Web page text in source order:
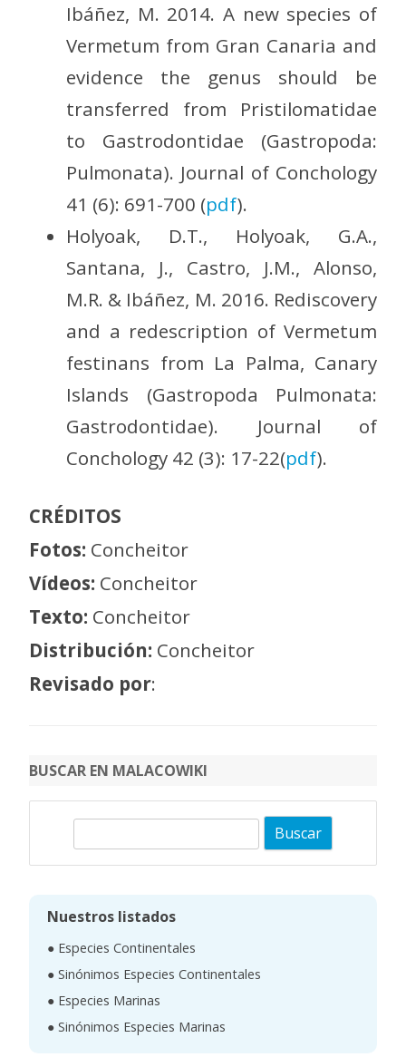
Ibáñez, M. 2014. A new species of
Vermetum from Gran Canaria and
evidence the genus should be
transferred from Pristilomatidae
to Gastrodontidae (Gastropoda:
Pulmonata). Journal of Conchology
41 (6): 691-700 (pdf).
Holyoak, D.T., Holyoak, G.A.,
Santana, J., Castro, J.M., Alonso,
M.R. & Ibáñez, M. 2016. Rediscovery
and a redescription of Vermetum
festinans from La Palma, Canary
Islands (Gastropoda Pulmonata:
Gastrodontidae). Journal of
Conchology 42 (3): 17-22(pdf).
CRÉDITOS
Fotos: Concheitor
Vídeos: Concheitor
Texto: Concheitor
Distribución: Concheitor
Revisado por:
BUSCAR EN MALACOWIKI
Nuestros listados
● Especies Continentales
● Sinónimos Especies Continentales
● Especies Marinas
● Sinónimos Especies Marinas